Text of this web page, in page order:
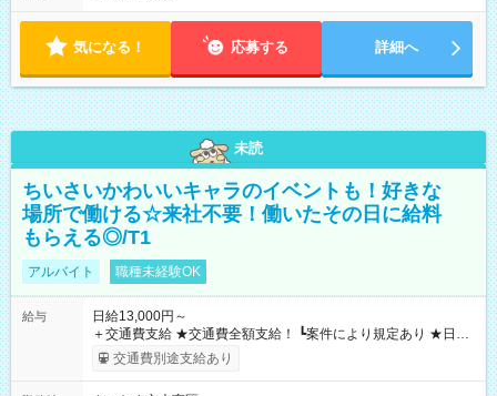
気になる！ 応募する 詳細へ
未読
ちいさいかわいいキャラのイベントも！好きな
場所で働ける☆来社不要！働いたその日に給料
もらえる◎/T1
アルバイト 職種未経験OK
給与
日給13,000円～
＋交通費支給 ★交通費全額支給！ ┗案件により規定あり ★日払
いOK！（規定あり） ┗働いたその日に現金GET♪ お仕事後はコ
ンビニATMから 日払い分を引き落とせます！ 【試用期間】試
交通費別途支給あり